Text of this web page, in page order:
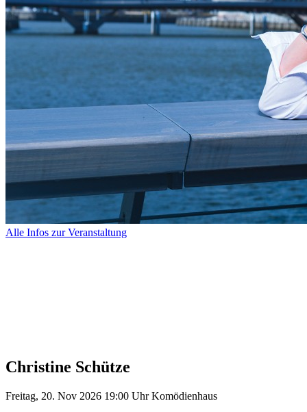
Alle Infos zur Veranstaltung
Christine Schütze
Freitag, 20. Nov 2026 19:00 Uhr Komödienhaus